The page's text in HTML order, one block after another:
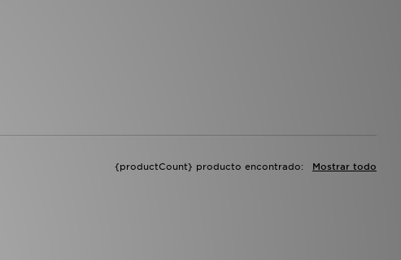
Mostrar todo
{productCount} producto encontrado: